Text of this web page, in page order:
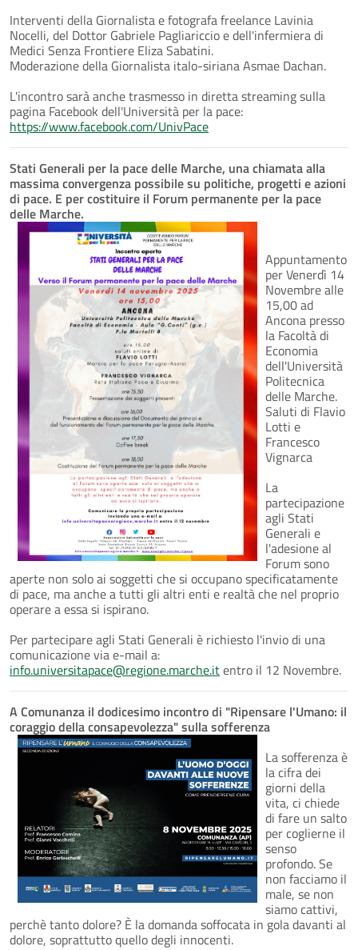
Interventi della Giornalista e fotografa freelance Lavinia
Nocelli, del Dottor Gabriele Pagliariccio e dell'infermiera di
Medici Senza Frontiere Eliza Sabatini.
Moderazione della Giornalista italo-siriana Asmae Dachan.
L'incontro sarà anche trasmesso in diretta streaming sulla
pagina Facebook dell'Università per la pace:
https://www.facebook.com/UnivPace
Stati Generali per la pace delle Marche, una chiamata alla
massima convergenza possibile su politiche, progetti e azioni
di pace. E per costituire il Forum permanente per la pace
delle Marche.
Appuntamento
per Venerdì 14
Novembre alle
15,00 ad
Ancona presso
la Facoltà di
Economia
dell'Università
Politecnica
delle Marche.
Saluti di Flavio
Lotti e
Francesco
Vignarca
La
partecipazione
agli Stati
Generali e
l'adesione al
Forum sono
aperte non solo ai soggetti che si occupano specificatamente
di pace, ma anche a tutti gli altri enti e realtà che nel proprio
operare a essa si ispirano.
Per partecipare agli Stati Generali è richiesto l'invio di una
comunicazione via e-mail a:
info.universitapace@regione.marche.itentro il 12 Novembre.
A Comunanza il dodicesimo incontro di "Ripensare l'Umano: il
coraggio della consapevolezza" sulla sofferenza
La sofferenza è
la cifra dei
giorni della
vita, ci chiede
di fare un salto
per coglierne il
senso
profondo. Se
non facciamo il
male, se non
siamo cattivi,
perchè tanto dolore? È la domanda soffocata in gola davanti al
dolore, soprattutto quello degli innocenti.